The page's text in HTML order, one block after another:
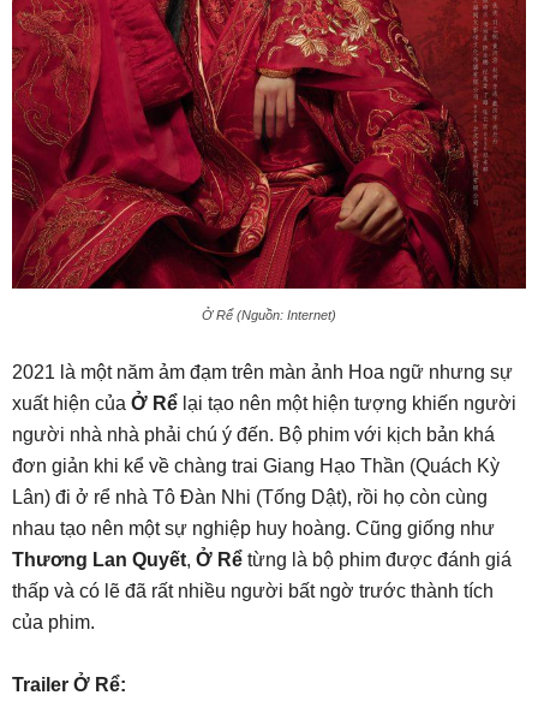
Ở Rể (Nguồn: Internet)
2021 là một năm ảm đạm trên màn ảnh Hoa ngữ nhưng sự
xuất hiện của Ở Rể lại tạo nên một hiện tượng khiến người
người nhà nhà phải chú ý đến. Bộ phim với kịch bản khá
đơn giản khi kể về chàng trai Giang Hạo Thần (Quách Kỳ
Lân) đi ở rể nhà Tô Đàn Nhi (Tống Dật), rồi họ còn cùng
nhau tạo nên một sự nghiệp huy hoàng. Cũng giống như
Thương Lan Quyết, Ở Rể từng là bộ phim được đánh giá
thấp và có lẽ đã rất nhiều người bất ngờ trước thành tích
của phim.
Trailer Ở Rể: